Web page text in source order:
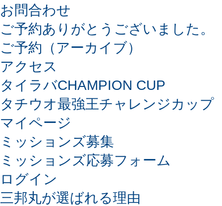
お問合わせ
ご予約ありがとうございました。
ご予約（アーカイブ）
アクセス
タイラバCHAMPION CUP
タチウオ最強王チャレンジカップ
マイページ
ミッションズ募集
ミッションズ応募フォーム
ログイン
三邦丸が選ばれる理由